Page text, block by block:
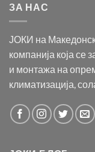
ЗА НАС
ЈОКИ на
компанија која се
и монтажа на
климатизација,